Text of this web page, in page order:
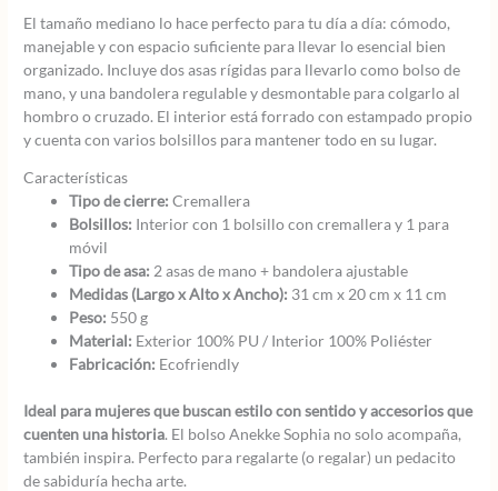
El tamaño mediano lo hace perfecto para tu día a día: cómodo,
manejable y con espacio suficiente para llevar lo esencial bien
organizado. Incluye dos asas rígidas para llevarlo como bolso de
mano, y una bandolera regulable y desmontable para colgarlo al
hombro o cruzado. El interior está forrado con estampado propio
y cuenta con varios bolsillos para mantener todo en su lugar.
Características
Tipo de cierre: Cremallera
Bolsillos: Interior con 1 bolsillo con cremallera y 1 para
móvil
Tipo de asa: 2 asas de mano + bandolera ajustable
Medidas (Largo x Alto x Ancho): 31 cm x 20 cm x 11 cm
Peso: 550 g
Material: Exterior 100% PU / Interior 100% Poliéster
Fabricación: Ecofriendly
Ideal para mujeres que buscan estilo con sentido y accesorios que
cuenten una historia. El bolso Anekke Sophia no solo acompaña,
también inspira. Perfecto para regalarte (o regalar) un pedacito
de sabiduría hecha arte.